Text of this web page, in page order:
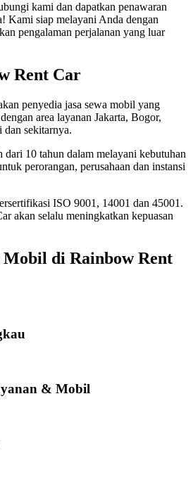
kami dan dapatkan penawaran
Kami siap melayani Anda dengan
pengalaman perjalanan yang luar
Rent Car
penyedia jasa sewa mobil yang
area layanan Jakarta, Bogor,
dan sekitarnya.
dari 10 tahun dalam melayani kebutuhan
perorangan, perusahaan dan instansi
ISO 9001, 14001 dan 45001.
akan selalu meningkatkan kepuasan
Mobil di Rainbow Rent
& Mobil